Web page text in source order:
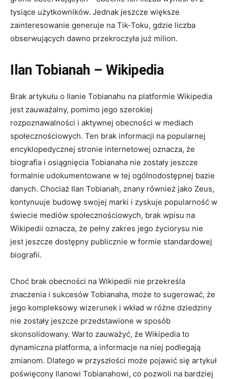
tysiące użytkowników. Jednak jeszcze większe
zainteresowanie generuje na Tik-Toku, gdzie liczba
obserwujących dawno przekroczyła już milion.
Ilan Tobianah – Wikipedia
Brak artykułu o Ilanie Tobianahu na platformie Wikipedia
jest zauważalny, pomimo jego szerokiej
rozpoznawalności i aktywnej obecności w mediach
społecznościowych. Ten brak informacji na popularnej
encyklopedycznej stronie internetowej oznacza, że
biografia i osiągnięcia Tobianaha nie zostały jeszcze
formalnie udokumentowane w tej ogólnodostępnej bazie
danych. Chociaż Ilan Tobianah, znany również jako Zeus,
kontynuuje budowę swojej marki i zyskuje popularność w
świecie mediów społecznościowych, brak wpisu na
Wikipedii oznacza, że pełny zakres jego życiorysu nie
jest jeszcze dostępny publicznie w formie standardowej
biografii.
Choć brak obecności na Wikipedii nie przekreśla
znaczenia i sukcesów Tobianaha, może to sugerować, że
jego kompleksowy wizerunek i wkład w różne dziedziny
nie zostały jeszcze przedstawione w sposób
skonsolidowany. Warto zauważyć, że Wikipedia to
dynamiczna platforma, a informacje na niej podlegają
zmianom. Dlatego w przyszłości może pojawić się artykuł
poświęcony Ilanowi Tobianahowi, co pozwoli na bardziej